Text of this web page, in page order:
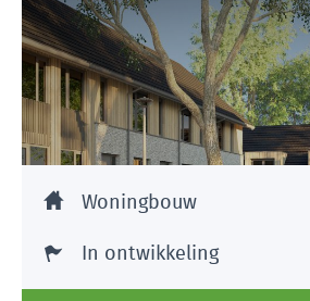
Woningbouw
In ontwikkeling